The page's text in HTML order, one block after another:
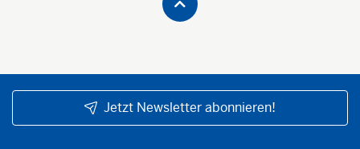
Jetzt Newsletter abonnieren!